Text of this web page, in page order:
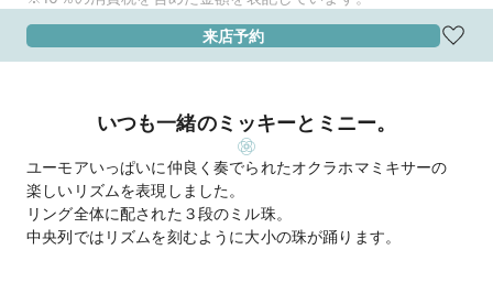
来店予約
いつも一緒のミッキーとミニー。
ユーモアいっぱいに仲良く奏でられたオクラホマミキサーの
楽しいリズムを表現しました。
リング全体に配された３段のミル珠。
中央列ではリズムを刻むように大小の珠が踊ります。